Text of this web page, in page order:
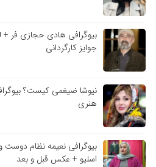
بیوگرافی هادی حجازی فر +
جوایز کارگردانی
نیوشا ضیغمی کیست؟
هنری
بیوگرافی نعیمه نظام دوست
اسلیو + عکس قبل و بعد